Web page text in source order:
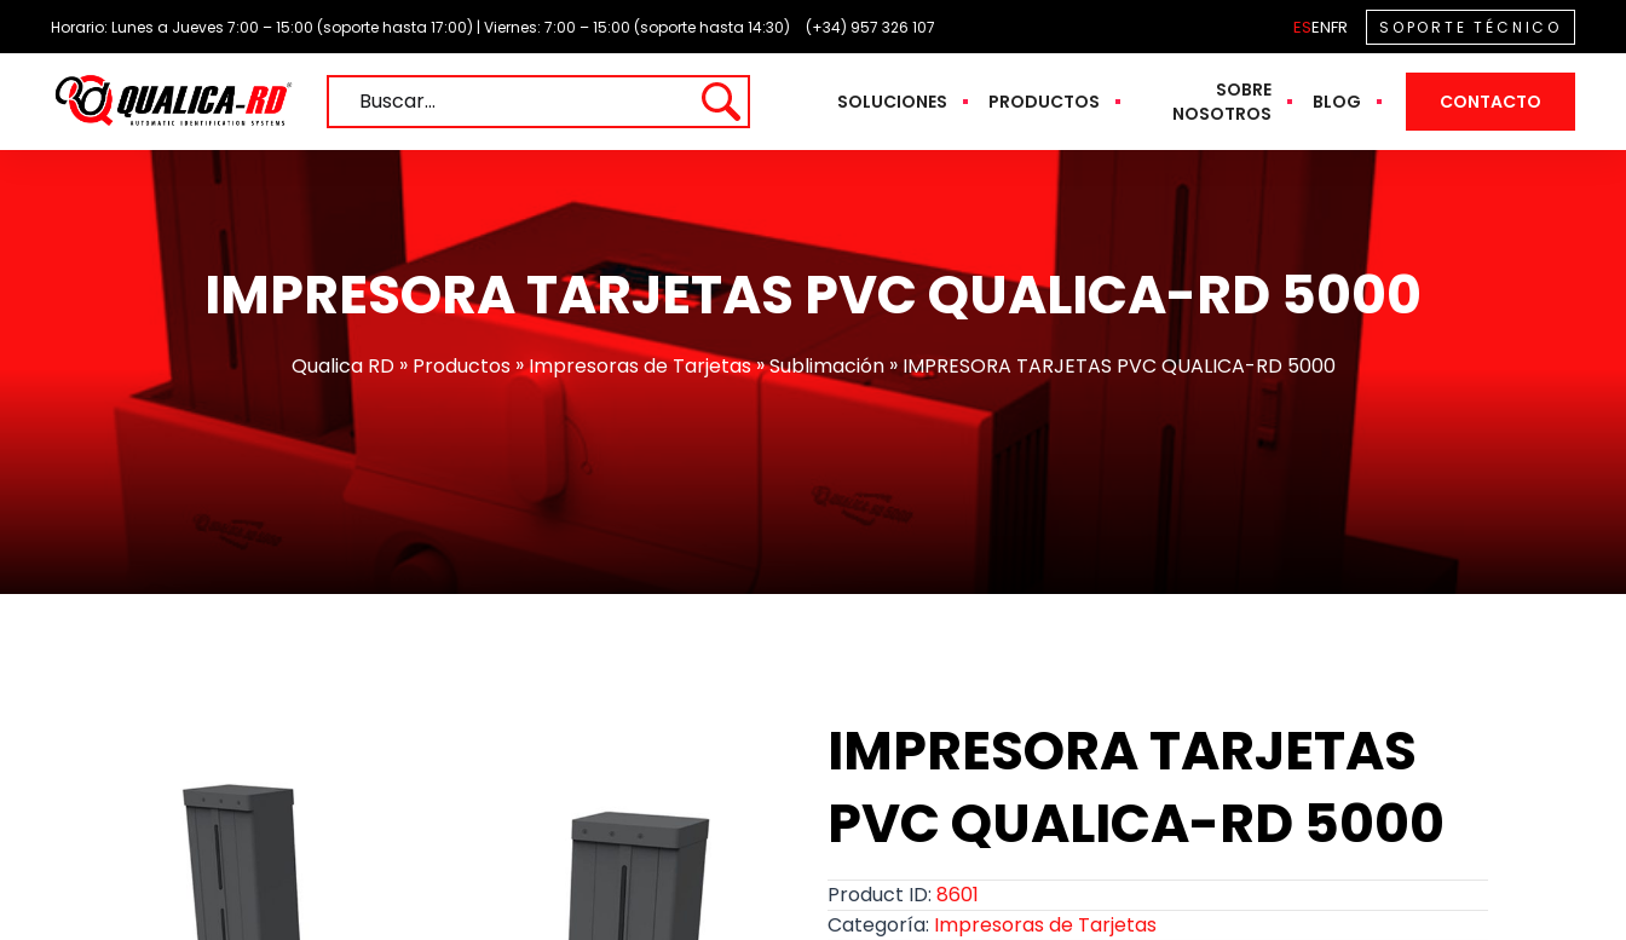
contenido
Horario: Lunes a Jueves 7:00 – 15:00 (soporte hasta 17:00) | Viernes: 7:00 – 15:00 (soporte hasta 14:30) (+34) 957 326 107 ESENFR SOPORTE TÉCNICO
Buscar… SOLUCIONES PRODUCTOS
SOBRE
NOSOTROS
BLOG CONTACTO
IMPRESORA TARJETAS PVC QUALICA-RD 5000
Qualica RD» Productos»Impresoras de Tarjetas»Sublimación»IMPRESORA TARJETAS PVC QUALICA-RD 5000
IMPRESORA TARJETAS
PVC QUALICA-RD 5000
Product ID: 8601
Categoría: Impresoras de Tarjetas